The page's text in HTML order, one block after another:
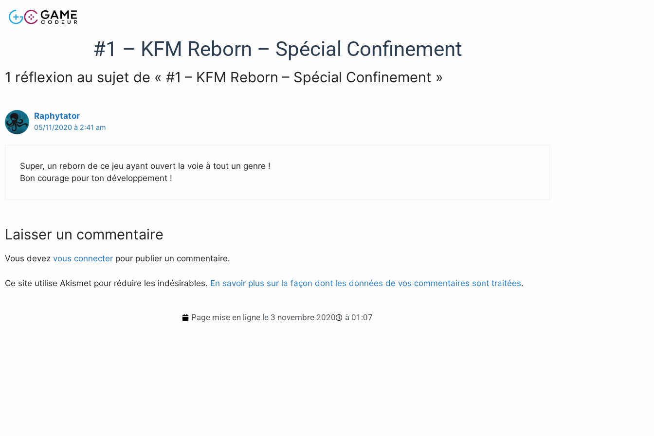
#1 – KFM Reborn – Spécial Confinement
1 réflexion au sujet de « #1 – KFM Reborn – Spécial Confinement »
Raphytator
05/11/2020 à 2:41 am
Super, un reborn de ce jeu ayant ouvert la voie à tout un genre !
Bon courage pour ton développement !
Laisser un commentaire
Vous devez vous connecter pour publier un commentaire.
Ce site utilise Akismet pour réduire les indésirables. En savoir plus sur la façon dont les données de vos commentaires sont traitées.
Page mise en ligne le 3 novembre 2020 à 01:07